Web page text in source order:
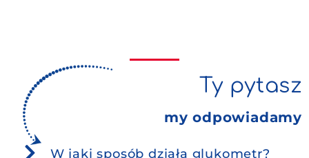
Wyznania diabetyka
Kontakt
Ty pytasz
my odpowiadamy
W jaki sposób działa glukometr?